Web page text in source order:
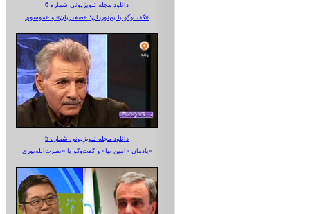
دانلود مجله تلویزیونی شماره 6
گفت‌وگو با یخ‌نوردان؛ «صفدریان» و «موسوی»
دانلود مجله تلویزیونی شماره 5
یادمان «امین نیا» و گفت‌وگو با «نصرت‌الله‌نوری»